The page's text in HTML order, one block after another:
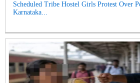
Scheduled Tribe Hostel Girls Protest Over
Karnataka...